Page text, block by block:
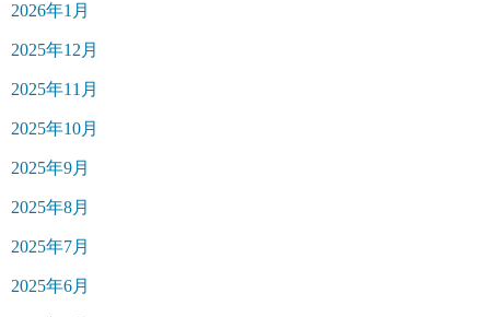
2026年1月
2025年12月
2025年11月
2025年10月
2025年9月
2025年8月
2025年7月
2025年6月